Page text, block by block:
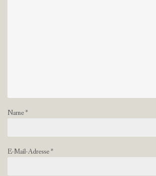
Name*
E-Mail-Adresse*